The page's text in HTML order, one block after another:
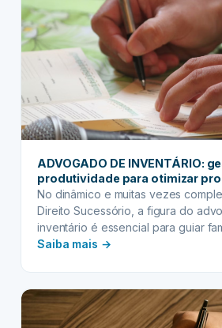
digital
para
novos
clientes
ADVOGADO DE INVENTÁRIO:
produtividade para otimizar
No dinâmico e muitas vezes
Direito Sucessório, a figura do
inventário é essencial para guiar
momentos mais delicados da vida:
e, simultaneamente, com as
exige…
Saiba mais →:
INVENTÁRIO:
gestão